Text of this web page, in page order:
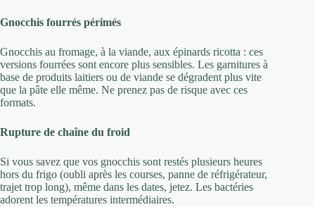
Gnocchis fourrés périmés
Gnocchis au fromage, à la viande, aux épinards ricotta : ces
versions fourrées sont encore plus sensibles. Les garnitures à
base de produits laitiers ou de viande se dégradent plus vite
que la pâte elle même. Ne prenez pas de risque avec ces
formats.
Rupture de chaîne du froid
Si vous savez que vos gnocchis sont restés plusieurs heures
hors du frigo (oubli après les courses, panne de réfrigérateur,
trajet trop long), même dans les dates, jetez. Les bactéries
adorent les températures intermédiaires.